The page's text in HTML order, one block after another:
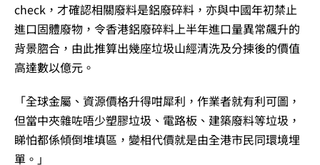
check，才確認相關廢料是鋁廢碎料，亦與中國年初禁止
進口固體廢物，令香港鋁廢碎料上半年進口量異常飆升的
背景脗合，由此推算出幾座垃圾山經清洗及分揀後的價值
高達數以億元。
「全球金屬、資源價格升得咁犀利，作業者就有利可圖，
但當中夾雜咗唔少塑膠垃圾、電路板、建築廢料等垃圾，
睇怕都係傾倒堆填區，變相代價就是由全港市民同環境埋
單。」